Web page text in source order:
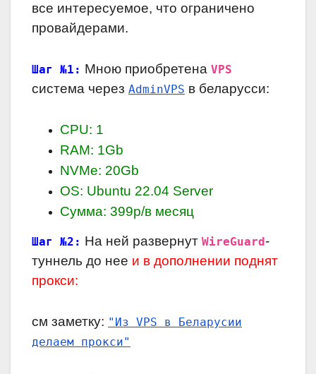
все интересуемое, что ограничено
провайдерами.
Шаг №1: Мною приобретена VPS
система через AdminVPS в беларусси:
CPU: 1
RAM: 1Gb
NVMe: 20Gb
OS: Ubuntu 22.04 Server
Сумма: 399р/в месяц
Шаг №2: На ней развернут WireGuard-
туннель до нее и в дополнении поднят
прокси:
см заметку: "Из VPS в Беларусии
делаем прокси"